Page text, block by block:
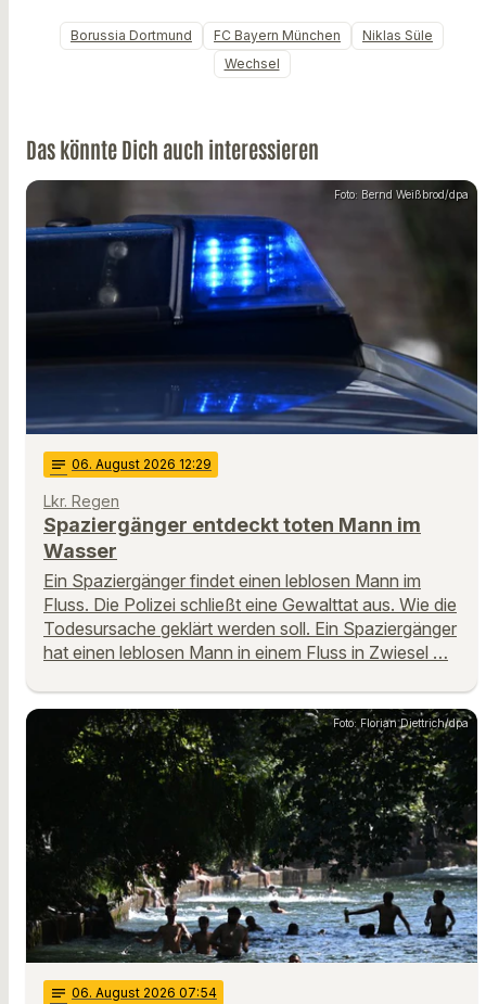
Borussia Dortmund FC Bayern München
Niklas Süle
Wechsel
Das könnte Dich auch interessieren
Foto: Bernd Weißbrod/dpa
notes 06. August 2026 12:29
Lkr. Regen
Spaziergänger entdeckt toten Mann im
Wasser
Ein Spaziergänger findet einen leblosen Mann im
Fluss. Die Polizei schließt eine Gewalttat aus. Wie die
Todesursache geklärt werden soll. Ein Spaziergänger
hat einen leblosen Mann in einem Fluss in Zwiesel …
Foto: Florian Diettrich/dpa
notes 06. August 2026 07:54